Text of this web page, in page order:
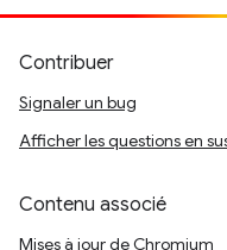
Contribuer
Signaler un bug
Afficher les questions en
Contenu associé
Mises à jour de Chromium